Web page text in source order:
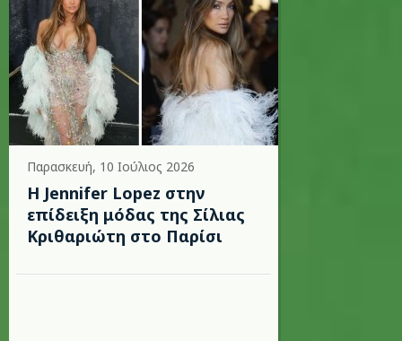
Παρασκευή, 10 Ιούλιος 2026
Η Jennifer Lopez στην
επίδειξη μόδας της Σίλιας
Κριθαριώτη στο Παρίσι